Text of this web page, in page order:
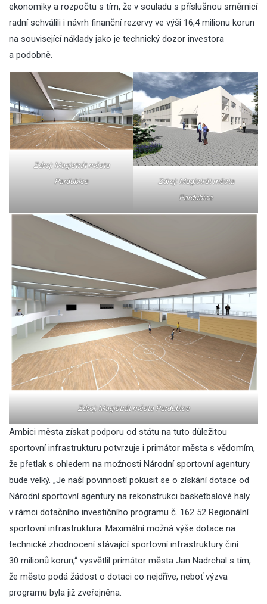
ekonomiky a rozpočtu s tím, že v souladu s příslušnou směrnicí
radní schválili i návrh finanční rezervy ve výši 16,4 milionu korun
na související náklady jako je technický dozor investora
a podobně.
Zdroj: Magistrát města
Pardubice
Zdroj: Magistrát města
Pardubice
Zdroj: Magistrát města Pardubice
Ambici města získat podporu od státu na tuto důležitou
sportovní infrastrukturu potvrzuje i primátor města s vědomím,
že přetlak s ohledem na možnosti Národní sportovní agentury
bude velký. „Je naší povinností pokusit se o získání dotace od
Národní sportovní agentury na rekonstrukci basketbalové haly
v rámci dotačního investičního programu č. 162 52 Regionální
sportovní infrastruktura. Maximální možná výše dotace na
technické zhodnocení stávající sportovní infrastruktury činí
30 milionů korun,“ vysvětlil primátor města Jan Nadrchal s tím,
že město podá žádost o dotaci co nejdříve, neboť výzva
programu byla již zveřejněna.